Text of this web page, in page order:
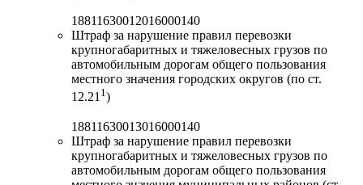
18811630012016000140
Штраф за нарушение правил перевозки
крупногабаритных и тяжеловесных грузов по
автомобильным дорогам общего пользования
местного значения городских округов (по ст.
12.211)
18811630013016000140
Штраф за нарушение правил перевозки
крупногабаритных и тяжеловесных грузов по
автомобильным дорогам общего пользования